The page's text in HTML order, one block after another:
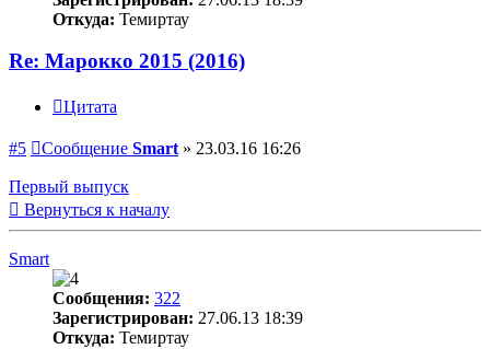
Откуда: Темиртау
Re: Марокко 2015 (2016)
Цитата
#5 Сообщение Smart » 23.03.16 16:26
Первый выпуск
Вернуться к началу
Smart
Сообщения: 322
Зарегистрирован: 27.06.13 18:39
Откуда: Темиртау